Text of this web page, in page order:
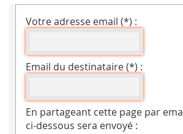
Votre adresse email (*) :
Email du destinataire (*) :
En partageant cette page par
ci-dessous sera envoyé :